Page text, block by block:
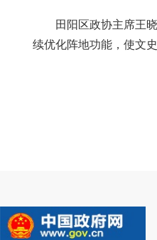
田阳区政协主席王晓
续优化阵地功能，使文